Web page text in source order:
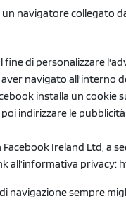
navigatore collegato
di personalizzare
aver navigato
installa un
indirizzare le
Ireland Ltd, a
all'informativa privacy:
navigazione sempre